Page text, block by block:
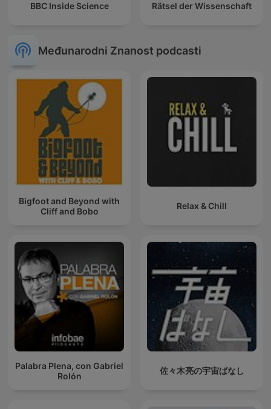
BBC Inside Science Rätsel der Wissenschaft
Međunarodni Znanost podcasti
Bigfoot and Beyond with
Cliff and Bobo
Relax & Chill
Palabra Plena, con Gabriel
Rolón
佐々木亮の宇宙ばなし